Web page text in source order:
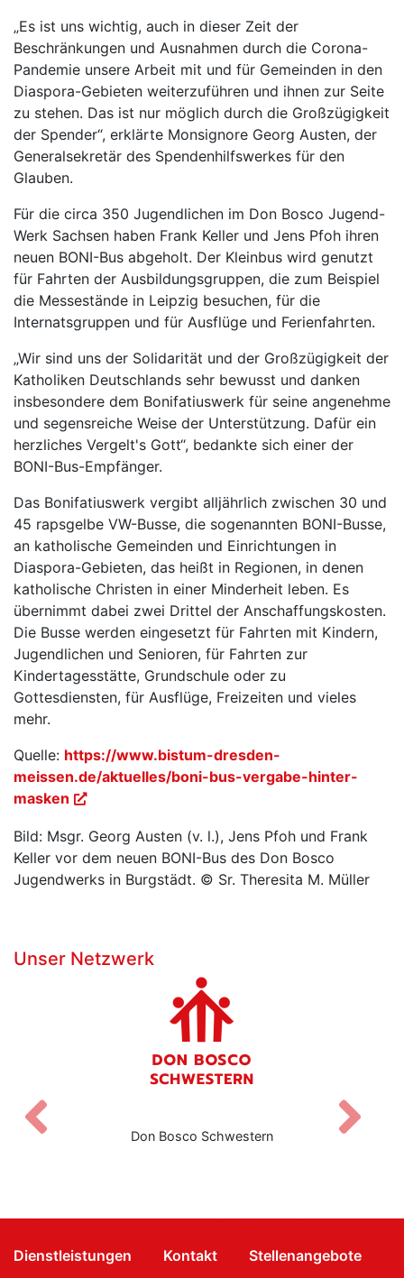
„Es ist uns wichtig, auch in dieser Zeit der
Beschränkungen und Ausnahmen durch die Corona-
Pandemie unsere Arbeit mit und für Gemeinden in den
Diaspora-Gebieten weiterzuführen und ihnen zur Seite
zu stehen. Das ist nur möglich durch die Großzügigkeit
der Spender“, erklärte Monsignore Georg Austen, der
Generalsekretär des Spendenhilfswerkes für den
Glauben.
Für die circa 350 Jugendlichen im Don Bosco Jugend-
Werk Sachsen haben Frank Keller und Jens Pfoh ihren
neuen BONI-Bus abgeholt. Der Kleinbus wird genutzt
für Fahrten der Ausbildungsgruppen, die zum Beispiel
die Messestände in Leipzig besuchen, für die
Internatsgruppen und für Ausflüge und Ferienfahrten.
„Wir sind uns der Solidarität und der Großzügigkeit der
Katholiken Deutschlands sehr bewusst und danken
insbesondere dem Bonifatiuswerk für seine angenehme
und segensreiche Weise der Unterstützung. Dafür ein
herzliches Vergelt's Gott“, bedankte sich einer der
BONI-Bus-Empfänger.
Das Bonifatiuswerk vergibt alljährlich zwischen 30 und
45 rapsgelbe VW-Busse, die sogenannten BONI-Busse,
an katholische Gemeinden und Einrichtungen in
Diaspora-Gebieten, das heißt in Regionen, in denen
katholische Christen in einer Minderheit leben. Es
übernimmt dabei zwei Drittel der Anschaffungskosten.
Die Busse werden eingesetzt für Fahrten mit Kindern,
Jugendlichen und Senioren, für Fahrten zur
Kindertagesstätte, Grundschule oder zu
Gottesdiensten, für Ausflüge, Freizeiten und vieles
mehr.
Quelle: https://www.bistum-dresden-
meissen.de/aktuelles/boni-bus-vergabe-hinter-
masken
Bild: Msgr. Georg Austen (v. l.), Jens Pfoh und Frank
Keller vor dem neuen BONI-Bus des Don Bosco
Jugendwerks in Burgstädt. © Sr. Theresita M. Müller
Unser Netzwerk
Don Bosco Schwestern
Zurück
Dienstleistungen Kontakt
Stellenangebote